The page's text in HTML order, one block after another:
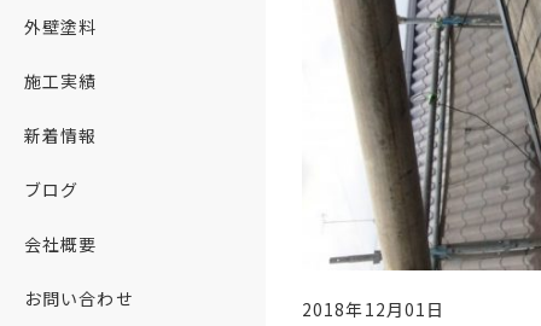
2018年12月01日
外壁塗料
施工実績
新着情報
ブログ
会社概要
お問い合わせ